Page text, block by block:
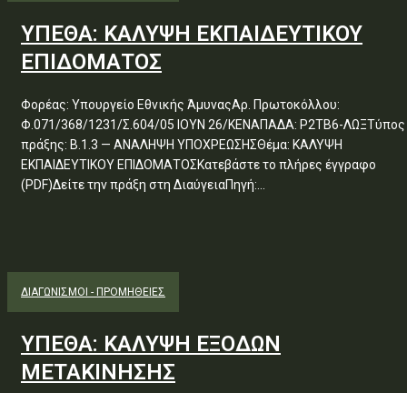
ΥΠΕΘΑ: ΚΑΛΥΨΗ ΕΚΠΑΙΔΕΥΤΙΚΟΥ
ΕΠΙΔΟΜΑΤΟΣ
Φορέας: Υπουργείο Εθνικής ΆμυναςΑρ. Πρωτοκόλλου:
Φ.071/368/1231/Σ.604/05 ΙΟΥΝ 26/ΚΕΝΑΠΑΔΑ: Ρ2ΤΒ6-ΛΩΞΤύπος
πράξης: Β.1.3 — ΑΝΑΛΗΨΗ ΥΠΟΧΡΕΩΣΗΣΘέμα: ΚΑΛΥΨΗ
ΕΚΠΑΙΔΕΥΤΙΚΟΥ ΕΠΙΔΟΜΑΤΟΣΚατεβάστε το πλήρες έγγραφο
(PDF)Δείτε την πράξη στη ΔιαύγειαΠηγή:...
ΔΙΑΓΩΝΙΣΜΟΊ - ΠΡΟΜΉΘΕΙΕΣ
ΥΠΕΘΑ: ΚΑΛΥΨΗ ΕΞΟΔΩΝ
ΜΕΤΑΚΙΝΗΣΗΣ